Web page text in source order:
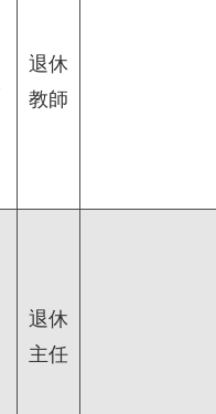
退休
教師
退休
主任